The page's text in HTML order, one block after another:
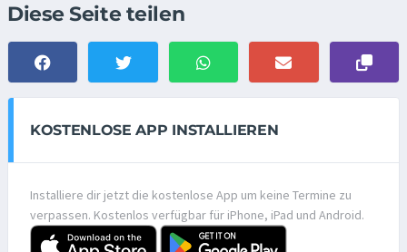
Diese Seite teilen
KOSTENLOSE APP INSTALLIEREN
Installiere dir jetzt die kostenlose App um keine Termine zu
verpassen. Kostenlos verfügbar für iPhone, iPad und Android.